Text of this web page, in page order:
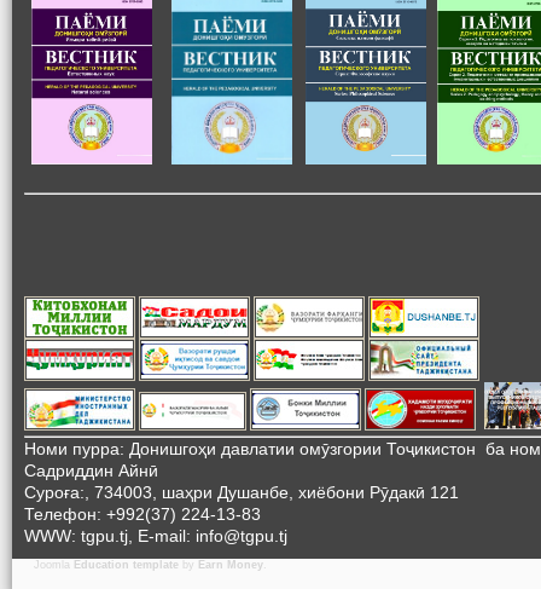
Номи пурра: Донишгоҳи давлатии омӯзгории Тоҷикистон ба
Садриддин Айнӣ
Суроға:, 734003, шаҳри Душанбе, хиёбони Рӯдакӣ 121
Телефон: +992(37) 224-13-83
WWW: tgpu.tj, E-mail: info@tgpu.tj
Joomla Education template by Earn Money